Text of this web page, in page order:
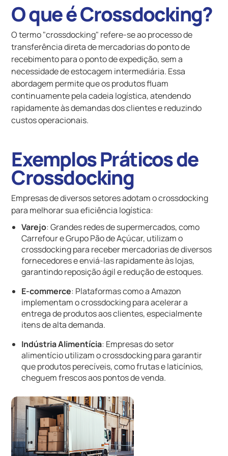
O que é Crossdocking?
O termo "crossdocking" refere-se ao processo de
transferência direta de mercadorias do ponto de
recebimento para o ponto de expedição, sem a
necessidade de estocagem intermediária. Essa
abordagem permite que os produtos fluam
continuamente pela cadeia logística, atendendo
rapidamente às demandas dos clientes e reduzindo
custos operacionais.
Exemplos Práticos de
Crossdocking
Empresas de diversos setores adotam o crossdocking
para melhorar sua eficiência logística:
Varejo: Grandes redes de supermercados, como
Carrefour e Grupo Pão de Açúcar, utilizam o
crossdocking para receber mercadorias de diversos
fornecedores e enviá-las rapidamente às lojas,
garantindo reposição ágil e redução de estoques.
E-commerce: Plataformas como a Amazon
implementam o crossdocking para acelerar a
entrega de produtos aos clientes, especialmente
itens de alta demanda.
Indústria Alimentícia: Empresas do setor
alimentício utilizam o crossdocking para garantir
que produtos perecíveis, como frutas e laticínios,
cheguem frescos aos pontos de venda.